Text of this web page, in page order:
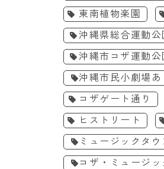
東南植物楽園
沖縄県総合運動公
沖縄市コザ運動公
沖縄市民小劇場あ
コザゲート通り
ヒストリート
ミュージックタ
コザ・ミュージッ